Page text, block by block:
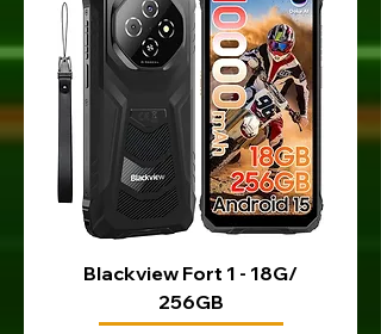
Blackview Fort 1 - 18G/
256GB